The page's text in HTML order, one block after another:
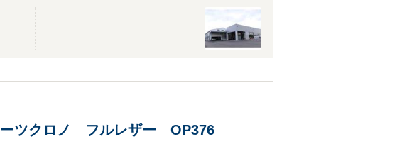
ーツクロノ フルレザー OP376